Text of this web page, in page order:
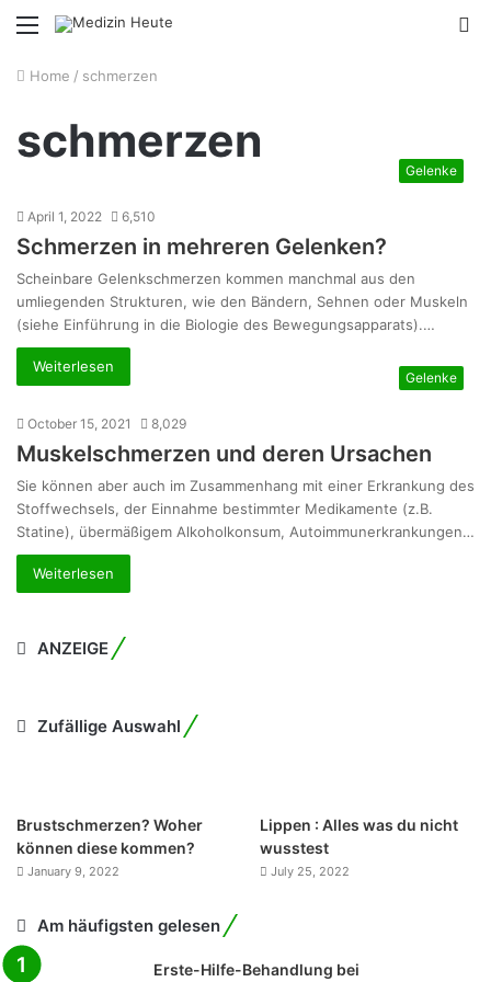
Menu
Home / schmerzen
schmerzen
Gelenke
April 1, 2022 6,510
Schmerzen in mehreren Gelenken?
Scheinbare Gelenkschmerzen kommen manchmal aus den
umliegenden Strukturen, wie den Bändern, Sehnen oder Muskeln
(siehe Einführung in die Biologie des Bewegungsapparats).…
Weiterlesen
Gelenke
October 15, 2021 8,029
Muskelschmerzen und deren Ursachen
Sie können aber auch im Zusammenhang mit einer Erkrankung des
Stoffwechsels, der Einnahme bestimmter Medikamente (z.B.
Statine), übermäßigem Alkoholkonsum, Autoimmunerkrankungen…
Weiterlesen
ANZEIGE
Zufällige Auswahl
Brustschmerzen? Woher
können diese kommen?
January 9, 2022
Lippen : Alles was du nicht
wusstest
July 25, 2022
Am häufigsten gelesen
Erste-Hilfe-Behandlung bei